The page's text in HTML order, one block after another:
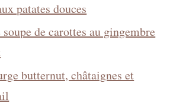
patates douces
de carottes au gingembre
butternut, châtaignes et